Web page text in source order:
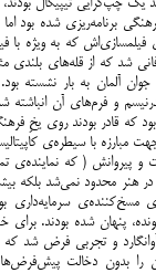
یک چپ‌گرایی تیپیکال بودند،
برنامه‌ریزی شده بود اما
فیلمسازی‌اش که به ویژه با
شد که از قله‌های بلندی
آلمان به بار نشسته
و فرم‌های آن انباشته
که قادر بودند روی یخِ
مبارزه با سیطره‌ی
و پیروانش ( که نماینده‌ی
در هنر محدود نمی‌شد بلکه
مسخ‌کننده‌ی سرمایه‌داری
پنهان شده بودند. برای
آوانگارد و تجربی فرض شد که
را بدون دخالت